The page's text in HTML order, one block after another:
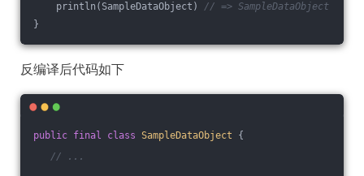
println(SampleDataObject) // => SampleDataObject
}
反编译后代码如下
public final class SampleDataObject
{
// ...